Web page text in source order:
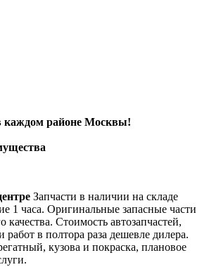
каждом районе Москвы!
Запчасти в наличии на складе
1 часа. Оригинальные запасные части
качества. Стоимость автозапчастей,
работ в полтора раза дешевле дилера.
кузова и покраска, плановое